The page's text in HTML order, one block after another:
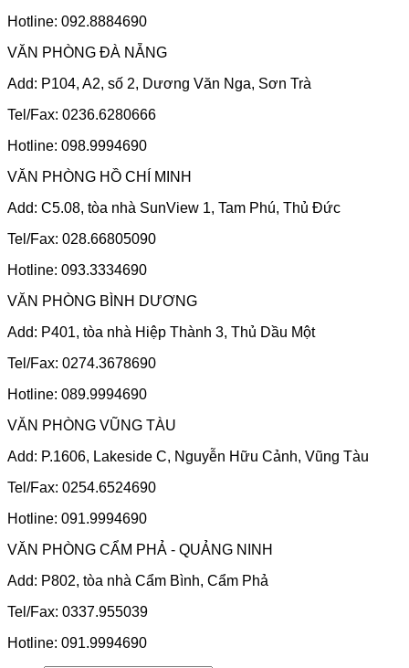
Hotline: 092.8884690
VĂN PHÒNG ĐÀ NẴNG
Add: P104, A2, số 2, Dương Văn Nga, Sơn Trà
Tel/Fax: 0236.6280666
Hotline: 098.9994690
VĂN PHÒNG HỒ CHÍ MINH
Add: C5.08, tòa nhà SunView 1, Tam Phú, Thủ Đức
Tel/Fax: 028.66805090
Hotline: 093.3334690
VĂN PHÒNG BÌNH DƯƠNG
Add: P401, tòa nhà Hiệp Thành 3, Thủ Dầu Một
Tel/Fax: 0274.3678690
Hotline: 089.9994690
VĂN PHÒNG VŨNG TÀU
Add: P.1606, Lakeside C, Nguyễn Hữu Cảnh, Vũng Tàu
Tel/Fax: 0254.6524690
Hotline: 091.9994690
VĂN PHÒNG CẨM PHẢ - QUẢNG NINH
Add: P802, tòa nhà Cẩm Bình, Cẩm Phả
Tel/Fax: 0337.955039
Hotline: 091.9994690